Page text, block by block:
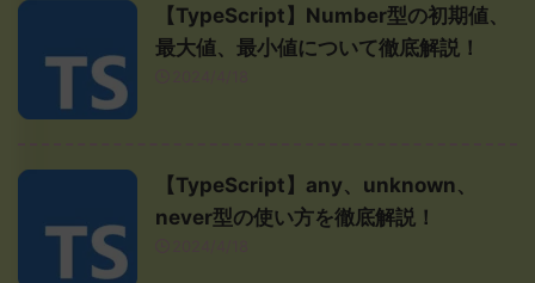
【TypeScript】Number型の初期値、
最大値、最小値について徹底解説！
【TypeScript】any、unknown、
never型の使い方を徹底解説！